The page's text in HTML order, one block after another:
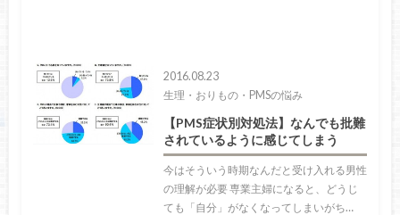
2016.08.23
生理・おりもの・PMSの悩み
【PMS症状別対処法】なんでも批難
されているように感じてしまう
今はそういう時期なんだと受け入れる男性
の理解が必要 専業主婦になると、どうじ
ても「自分」がなくなってしまいがち…